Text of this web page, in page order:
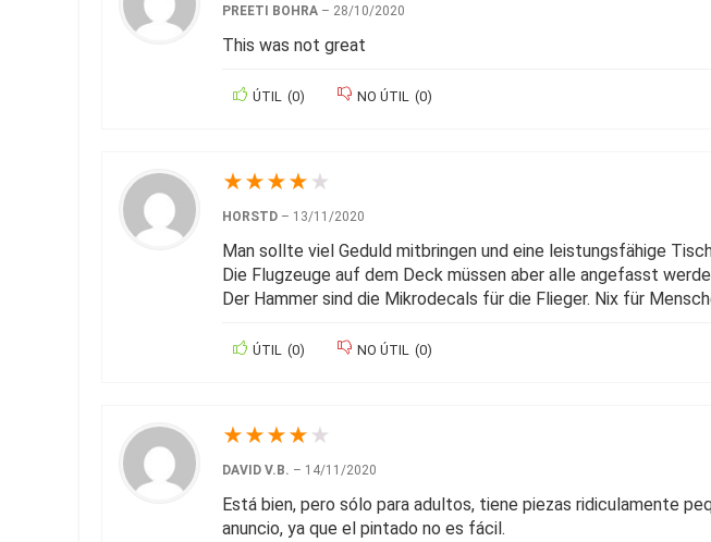
PREETI BOHRA – 28/10/2020
This was not great
ÚTIL (0) NO ÚTIL (0)
★★★★ ★
HORSTD – 13/11/2020
Man sollte viel Geduld mitbringen und eine leistungsfähige
Die Flugzeuge auf dem Deck müssen aber alle angefasst
Der Hammer sind die Mikrodecals für die Flieger. Nix für
ÚTIL (0) NO ÚTIL (0)
★★★★ ★
DAVID V.B. – 14/11/2020
Está bien, pero sólo para adultos, tiene piezas ridiculamente
anuncio, ya que el pintado no es fácil.